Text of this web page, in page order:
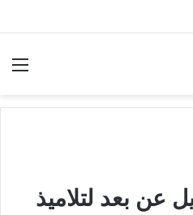
عن بعد لتلاميذ